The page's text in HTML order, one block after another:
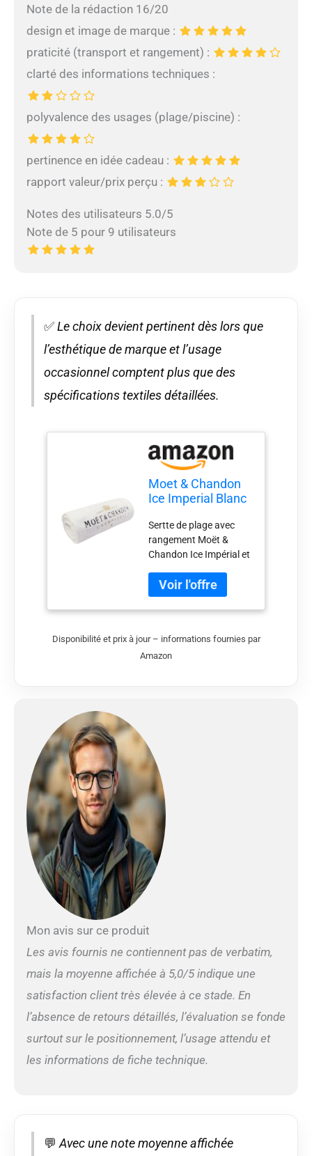
Note de la rédaction 16/20
design et image de marque :
praticité (transport et rangement) :
clarté des informations techniques :
polyvalence des usages (plage/piscine) :
pertinence en idée cadeau :
rapport valeur/prix perçu :
Notes des utilisateurs 5.0/5
Note de 5 pour 9 utilisateurs
✅Le choix devient pertinent dès lors que
l’esthétique de marque et l’usage
occasionnel comptent plus que des
spécifications textiles détaillées.
Moet & Chandon
Ice Imperial Blanc
Serviette de bain
Serviette de plage
vacances d'été
champagne
Accessoire
Sertte de plage avec
rangement Moët &
Chandon Ice Impérial et
Moët & Chandon Ice
Impérial Einstickung à
la tête Matériau : 60 %
Dimensions
approximatives : 180 x
Disponibilité et prix à jour – informations fournies par
Amazon
Mon avis sur ce produit
Les avis fournis ne contiennent pas de verbatim,
mais la moyenne affichée à 5,0/5 indique une
satisfaction client très élevée à ce stade. En
l’absence de retours détaillés, l’évaluation se fonde
surtout sur le positionnement, l’usage attendu et
les informations de fiche technique.
💬 Avec une note moyenne affichée